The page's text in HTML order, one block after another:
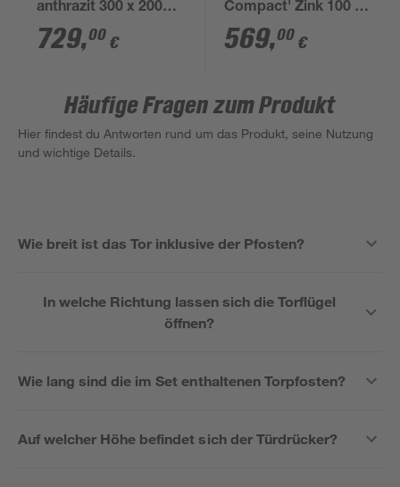
anthrazit 300 x 200
cm, mit
Zaunanschluss
729,00 €
Compact' Zink 100 x
120 cm
569,00 €
Häufige Fragen zum Produkt
Hier findest du Antworten rund um das Produkt, seine Nutzung
und wichtige Details.
Wie breit ist das Tor inklusive der Pfosten?
In welche Richtung lassen sich die Torflügel
öffnen?
Wie lang sind die im Set enthaltenen Torpfosten?
Auf welcher Höhe befindet sich der Türdrücker?